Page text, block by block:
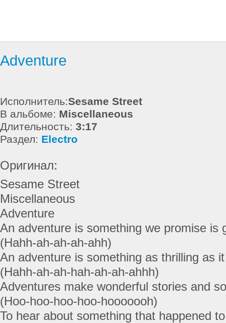
Adventure
Исполнитель:Sesame Street
В альбоме: Miscellaneous
Длительность: 3:17
Раздел: Electro
Оригинал:
Sesame Street
Miscellaneous
Adventure
An adventure is something we promise is
(Hahh-ah-ah-ah-ahh)
An adventure is something as thrilling as
(Hahh-ah-ah-hah-ah-ah-ahhh)
Adventures make wonderful stories and
(Hoo-hoo-hoo-hoo-hooooooh)
To hear about something that happened